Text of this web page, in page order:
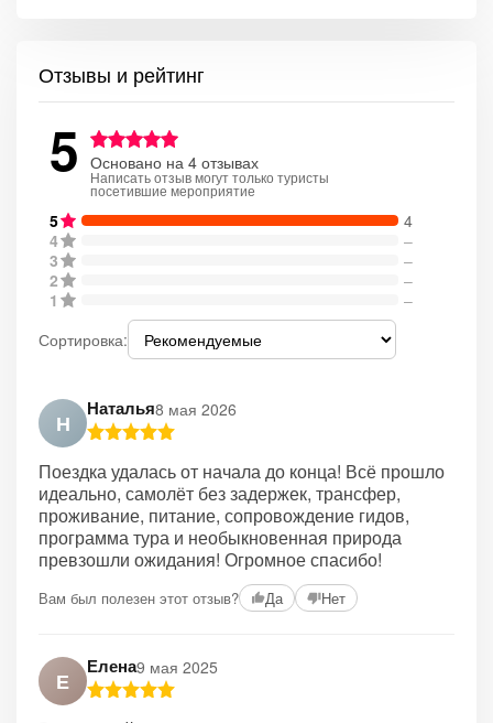
Отзывы и рейтинг
5 Основано на 4 отзывах
Написать отзыв могут только туристы
посетившие мероприятие
5
4
4
–
3
–
2
–
1
–
Сортировка:
Н
Наталья8 мая 2026
Поездка удалась от начала до конца! Всё прошло
идеально, самолёт без задержек, трансфер,
проживание, питание, сопровождение гидов,
программа тура и необыкновенная природа
превзошли ожидания! Огромное спасибо!
Вам был полезен этот отзыв? Да Нет
Е
Елена9 мая 2025